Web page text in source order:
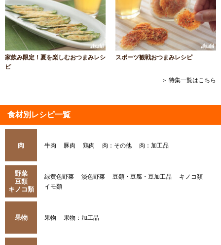
家飲み限定！夏を楽しむおつまみレシ
ピ
スポーツ観戦おつまみレシピ
＞ 特集一覧はこちら
食材別レシピ一覧
肉 牛肉 豚肉 鶏肉 肉：その他 肉：加工品
野菜
豆類
キノコ類
緑黄色野菜 淡色野菜 豆類・豆腐・豆加工品
キノコ類
イモ類
果物 果物 果物：加工品